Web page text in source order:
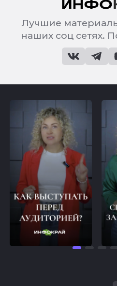
Лучшие
наших соц сетях.